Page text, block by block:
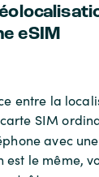
eSIM
entre la
SIM
avec une
le même,